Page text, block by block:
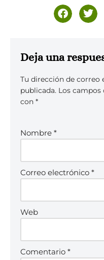
Deja una
Tu dirección de correo
publicada. Los
con *
Nombre *
Correo electrónico *
Web
Comentario *